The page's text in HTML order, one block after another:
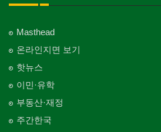
Masthead
온라인지면 보기
핫뉴스
이민·유학
부동산·재정
주간한국